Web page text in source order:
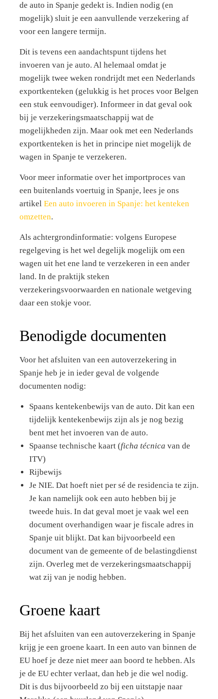
de auto in Spanje gedekt is. Indien nodig (en
mogelijk) sluit je een aanvullende verzekering af
voor een langere termijn.
Dit is tevens een aandachtspunt tijdens het
invoeren van je auto. Al helemaal omdat je
mogelijk twee weken rondrijdt met een Nederlands
exportkenteken (gelukkig is het proces voor Belgen
een stuk eenvoudiger). Informeer in dat geval ook
bij je verzekeringsmaatschappij wat de
mogelijkheden zijn. Maar ook met een Nederlands
exportkenteken is het in principe niet mogelijk de
wagen in Spanje te verzekeren.
Voor meer informatie over het importproces van
een buitenlands voertuig in Spanje, lees je ons
artikel Een auto invoeren in Spanje: het kenteken
omzetten.
Als achtergrondinformatie: volgens Europese
regelgeving is het wel degelijk mogelijk om een
wagen uit het ene land te verzekeren in een ander
land. In de praktijk steken
verzekeringsvoorwaarden en nationale wetgeving
daar een stokje voor.
Benodigde documenten
Voor het afsluiten van een autoverzekering in
Spanje heb je in ieder geval de volgende
documenten nodig:
Spaans kentekenbewijs van de auto. Dit kan een
tijdelijk kentekenbewijs zijn als je nog bezig
bent met het invoeren van de auto.
Spaanse technische kaart (ficha técnica van de
ITV)
Rijbewijs
Je NIE. Dat hoeft niet per sé de residencia te zijn.
Je kan namelijk ook een auto hebben bij je
tweede huis. In dat geval moet je vaak wel een
document overhandigen waar je fiscale adres in
Spanje uit blijkt. Dat kan bijvoorbeeld een
document van de gemeente of de belastingdienst
zijn. Overleg met de verzekeringsmaatschappij
wat zij van je nodig hebben.
Groene kaart
Bij het afsluiten van een autoverzekering in Spanje
krijg je een groene kaart. In een auto van binnen de
EU hoef je deze niet meer aan boord te hebben. Als
je de EU echter verlaat, dan heb je die wel nodig.
Dit is dus bijvoorbeeld zo bij een uitstapje naar